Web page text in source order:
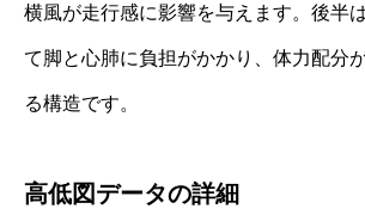
横風が走行感に影響を与えます。後半
て脚と心肺に負担がかかり、体力配分
る構造です。
高低図データの詳細